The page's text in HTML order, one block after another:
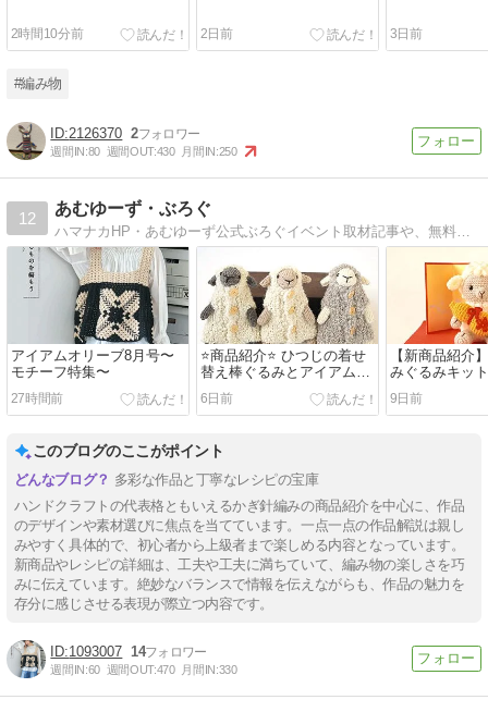
2時間10分前 2日前 3日前
#編み物
2126370 2
週間IN:80 週間OUT:430 月間IN:250
12
あむゆーず・ぶろぐ
ハマナカHP・あむゆーず公式ぶろぐイベント取材記事や、無料編み図のご紹介、編み方のコツなどを掲載してまいります。
アイアムオリーブ8月号〜
モチーフ特集〜
27時間前
⭐️商品紹介⭐️ ひつじの着せ
替え棒ぐるみとアイアムオ
リーブ増刊号！
6日前
【新商品紹介
みぐるみキット
9日前
このブログのここがポイント
多彩な作品と丁寧なレシピの宝庫
ハンドクラフトの代表格ともいえるかぎ針編みの商品紹介を中心に、作品
のデザインや素材選びに焦点を当てています。一点一点の作品解説は親し
みやすく具体的で、初心者から上級者まで楽しめる内容となっています。
新商品やレシピの詳細は、工夫や工夫に満ちていて、編み物の楽しさを巧
みに伝えています。絶妙なバランスで情報を伝えながらも、作品の魅力を
存分に感じさせる表現が際立つ内容です。
1093007 14
週間IN:60 週間OUT:470 月間IN:330